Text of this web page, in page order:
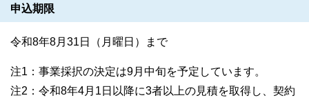
申込期限
令和8年8月31日（月曜日）まで
注1：事業採択の決定は9月中旬を予定しています。
注2：令和8年4月1日以降に3者以上の見積を取得し、契約